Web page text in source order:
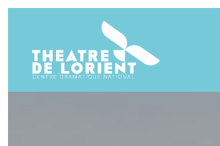
Visite virtuelle